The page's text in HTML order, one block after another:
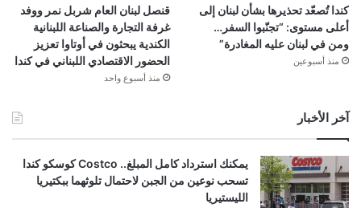
كندا تُصعّد تحذيرها بشأن لبنان إلى
أعلى مستوى: “تجنّبوا السفر…
ومن في لبنان عليه المغادرة”
منذ أسبوعين
قنصل لبنان العام شربل نمر ووفد
غرفة التجارة والصناعة اللبنانية
الكندية يبحثون في أوتاوا تعزيز
الحضور الاقتصادي اللبناني في كندا
منذ أسبوع واحد
آخر الأخبار
يمكنك استرداد كامل المبلغ.. Costco كوسكو كندا
تسحب نوعين من الجبن لاحتمال تلوثهما ببكتيريا
الليستيريا